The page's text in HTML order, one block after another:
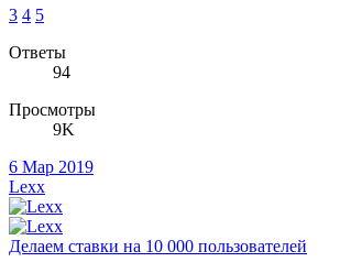
3 4 5
Ответы
94
Просмотры
9K
6 Мар 2019
Lexx
Делаем ставки на 10 000 пользователей